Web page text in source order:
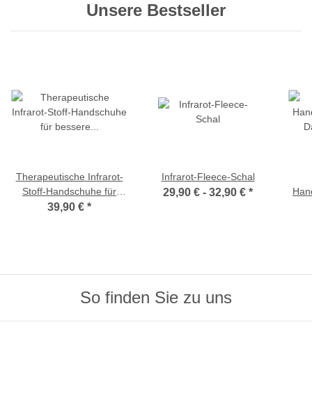
Unsere Bestseller
Therapeutische Infrarot-
Stoff-Handschuhe für
bessere Durchblutung -
39,90 € *
Infrarot-Fleece-Schal
29,90 € - 32,90 € *
So finden Sie zu uns